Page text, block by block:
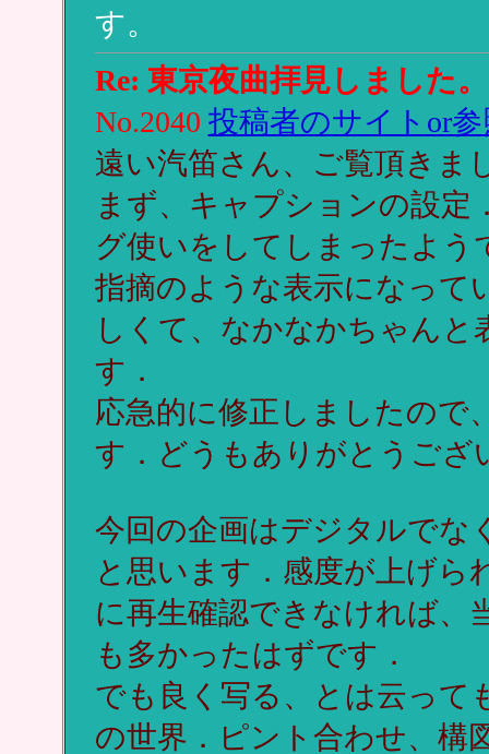
す。
Re: 東京夜曲拝見しました。
No.2040 投稿者のサイトor
遠い汽笛さん、ご覧頂きま
まず、キャプションの設定
グ使いをしてしまったよ
指摘のような表示になって
しくて、なかなかちゃん
す．
応急的に修正しましたので
す．どうもありがとうござ
今回の企画はデジタルでな
と思います．感度が上げ
に再生確認できなければ、
も多かったはずです．
でも良く写る、とは云って
の世界．ピント合わせ、構